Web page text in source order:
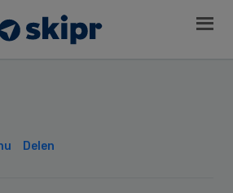
Delen